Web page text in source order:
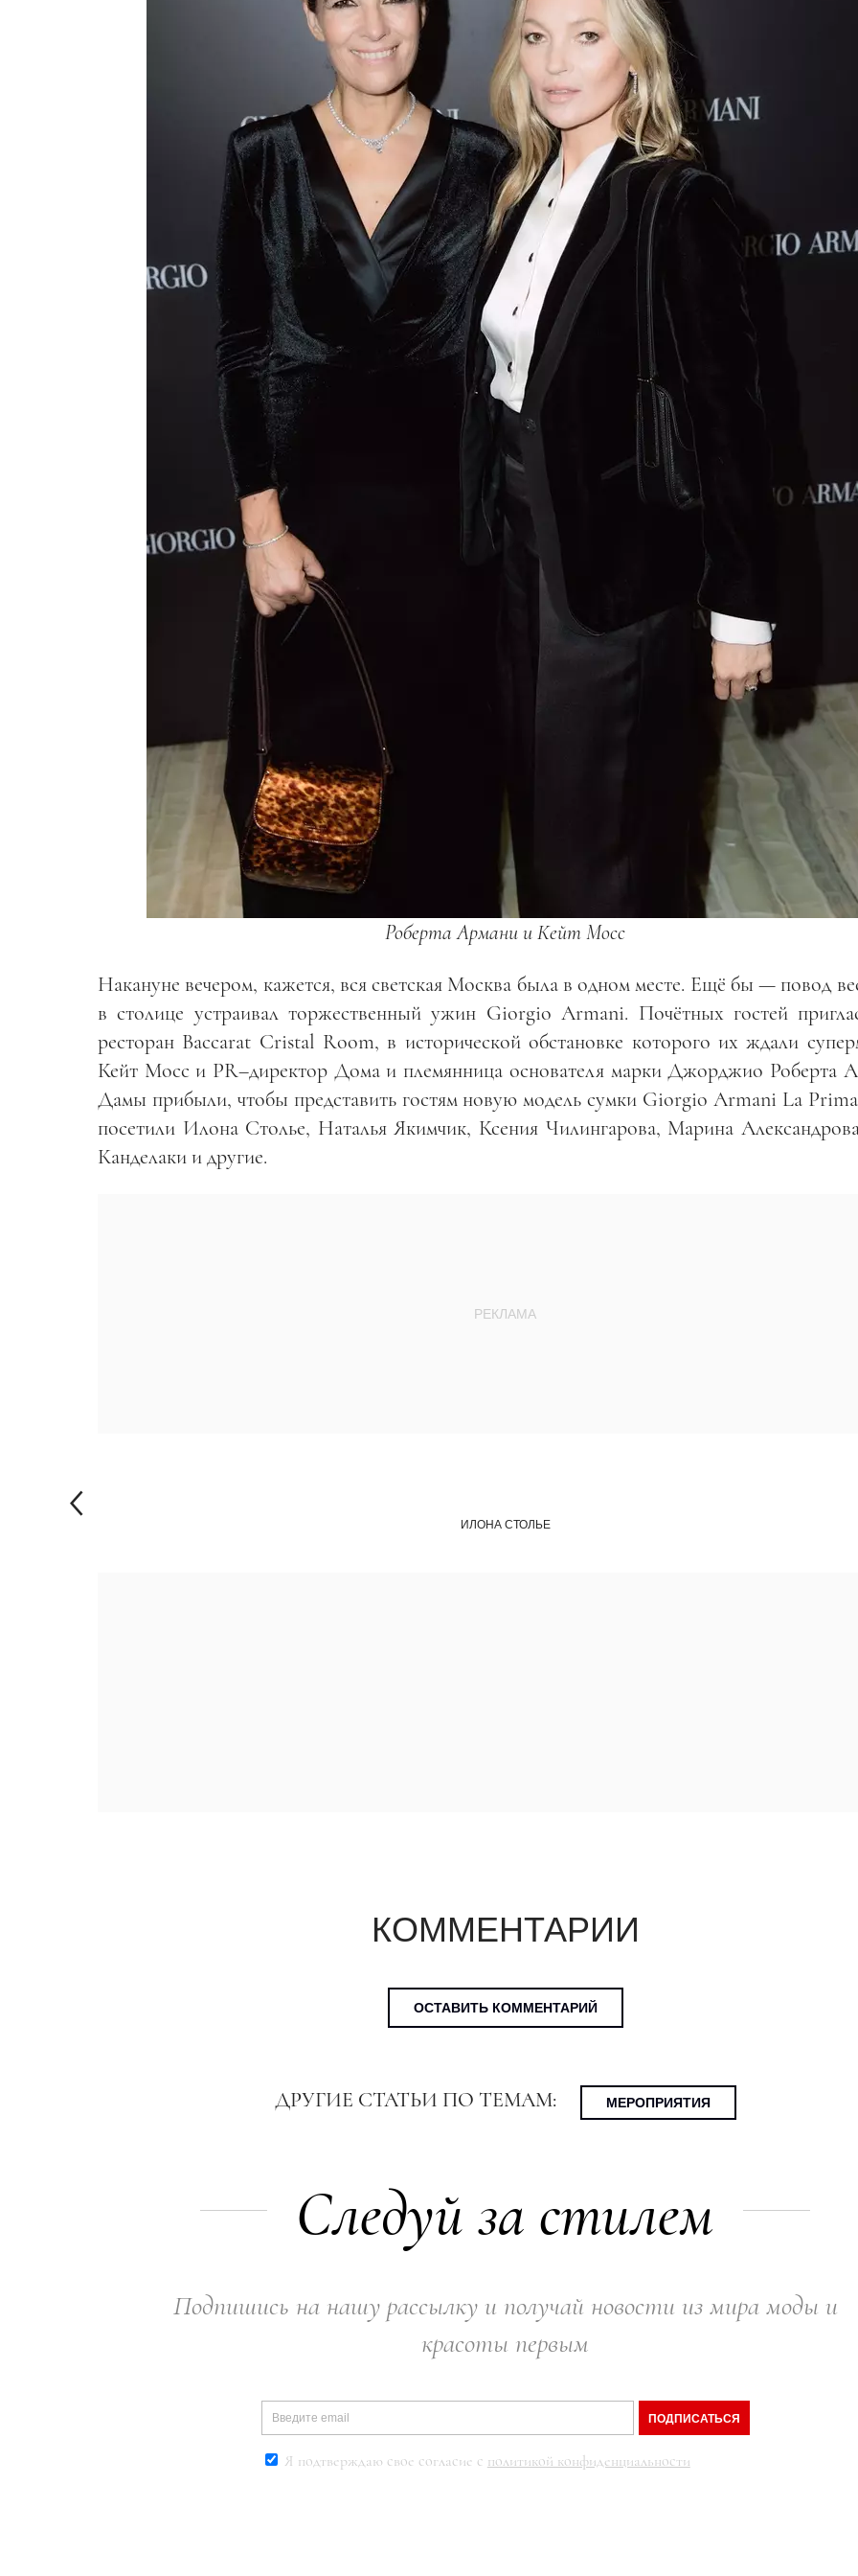
Роберта Армани и Кейт Мосс
Накануне вечером, кажется, вся светская Москва была в одном месте. Ещё бы — повод
в столице устраивал торжественный ужин Giorgio Armani. Почётных гостей
ресторан Baccarat Cristal Room, в исторической обстановке которого их ждали
Кейт Мосс и PR–директор Дома и племянница основателя марки Джорджио Роберта
Дамы прибыли, чтобы представить гостям новую модель сумки Giorgio Armani La
посетили Илона Столье, Наталья Якимчик, Ксения Чилингарова, Марина
Канделаки и другие.
ИЛОНА СТОЛЬЕ
КОММЕНТАРИИ
ОСТАВИТЬ КОММЕНТАРИЙ
ДРУГИЕ СТАТЬИ ПО ТЕМАМ: МЕРОПРИЯТИЯ
Следуй за стилем
Подпишись на нашу рассылку и получай новости из мира моды и
красоты первым
ПОДПИСАТЬСЯ
Я подтверждаю свое согласие с политикой конфиденциальности